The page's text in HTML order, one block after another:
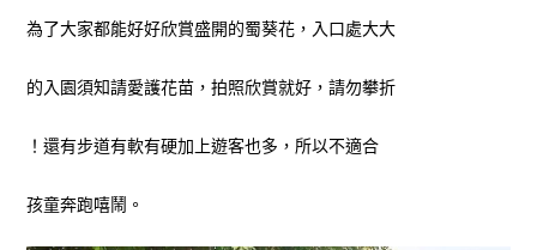
為了大家都能好好欣賞盛開的蜀葵花，入口處大大
的入園須知請愛護花苗，拍照欣賞就好，請勿攀折
！還有步道有軟有硬加上遊客也多，所以不適合
孩童奔跑嘻鬧。